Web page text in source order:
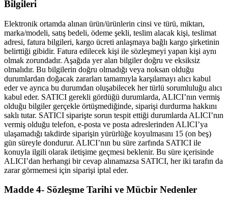
Bilgileri
Elektronik ortamda alınan ürün/ürünlerin cinsi ve türü, miktarı,
marka/modeli, satış bedeli, ödeme şekli, teslim alacak kişi, teslimat
adresi, fatura bilgileri, kargo ücreti anlaşmaya bağlı kargo şirketinin
belirttiği gibidir. Fatura edilecek kişi ile sözleşmeyi yapan kişi aynı
olmak zorundadır. Aşağıda yer alan bilgiler doğru ve eksiksiz
olmalıdır. Bu bilgilerin doğru olmadığı veya noksan olduğu
durumlardan doğacak zararları tamamıyla karşılamayı alıcı kabul
eder ve ayrıca bu durumdan oluşabilecek her türlü sorumluluğu alıcı
kabul eder. SATICI gerekli gördüğü durumlarda, ALICI’nın vermiş
olduğu bilgiler gerçekle örtüşmediğinde, siparişi durdurma hakkını
saklı tutar. SATICI siparişte sorun tespit ettiği durumlarda ALICI’nın
vermiş olduğu telefon, e-posta ve posta adreslerinden ALICI’ya
ulaşamadığı takdirde siparişin yürürlüğe koyulmasını 15 (on beş)
gün süreyle dondurur. ALICI’nın bu süre zarfında SATICI ile
konuyla ilgili olarak iletişime geçmesi beklenir. Bu süre içerisinde
ALICI’dan herhangi bir cevap alınamazsa SATICI, her iki tarafın da
zarar görmemesi için siparişi iptal eder.
Madde 4- Sözleşme Tarihi ve Mücbir Nedenler